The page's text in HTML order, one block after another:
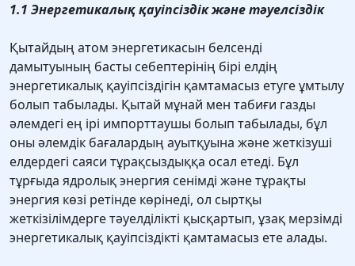
1.1 Энергетикалық қауіпсіздік және тәуелсіздік
Қытайдың атом энергетикасын белсенді
дамытуының басты себептерінің бірі елдің
энергетикалық қауіпсіздігін қамтамасыз етуге ұмтылу
болып табылады. Қытай мұнай мен табиғи газды
әлемдегі ең ірі импорттаушы болып табылады, бұл
оны әлемдік бағалардың ауытқуына және жеткізуші
елдердегі саяси тұрақсыздыққа осал етеді. Бұл
тұрғыда ядролық энергия сенімді және тұрақты
энергия көзі ретінде көрінеді, ол сыртқы
жеткізілімдерге тәуелділікті қысқартып, ұзақ мерзімді
энергетикалық қауіпсіздікті қамтамасыз ете алады.